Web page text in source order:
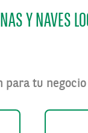
Y NAVES
para tu negocio